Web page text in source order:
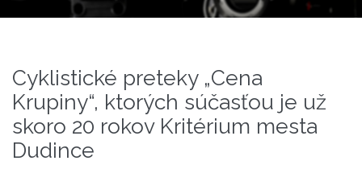
Cyklistické preteky „Cena
Krupiny“, ktorých súčasťou je už
skoro 20 rokov Kritérium mesta
Dudince